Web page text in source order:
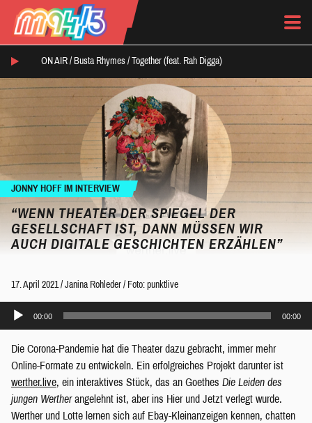
ON AIR / Busta Rhymes / Together (feat. Rah Digga)
JONNY HOFF IM INTERVIEW
“WENN THEATER DER SPIEGEL DER
GESELLSCHAFT IST, DANN MÜSSEN WIR
AUCH DIGITALE GESCHICHTEN ERZÄHLEN”
17. April 2021/ Janina Rohleder / Foto: punktlive
Audio-
00:00 00:00
Die Corona-Pandemie hat die Theater dazu gebracht, immer mehr
Online-Formate zu entwickeln. Ein erfolgreiches Projekt darunter ist
werther.live, ein interaktives Stück, das an Goethes Die Leiden des
jungen Wertherangelehnt ist, aber ins Hier und Jetzt verlegt wurde.
Werther und Lotte lernen sich auf Ebay-Kleinanzeigen kennen, chatten